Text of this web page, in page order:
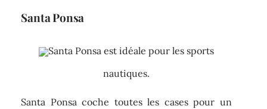
Santa Ponsa
Santa Ponsa est idéale pour les sports
nautiques.
Santa Ponsa coche toutes les cases pour un